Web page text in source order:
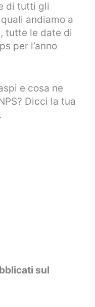
di tutti gli
andiamo a
tutte le date di
per l’anno
e cosa ne
Dicci la tua
sul